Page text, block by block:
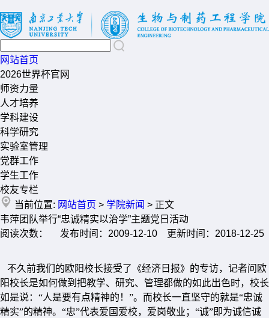
网站首页
2026世界杯官网
师资力量
人才培养
学科建设
科学研究
实验室管理
党群工作
学生工作
校友专栏
当前位置: 网站首页 > 学院新闻 > 正文
韦萍团队举行“忠诚精实以治学”主题党日活动
阅读次数： 发布时间：2009-12-10 更新时间：2018-12-25
不久前我们的欧阳校长接受了《经济日报》的专访，记者问欧
阳校长是如何做到把教学、研究、管理都做的如此出色时，校长
如是说：“人是要有点精神的！”。而校长一直坚守的就是“忠诚
精实”的精神。“忠”代表爱国爱校，爱岗敬业；“诚”即为诚信诚